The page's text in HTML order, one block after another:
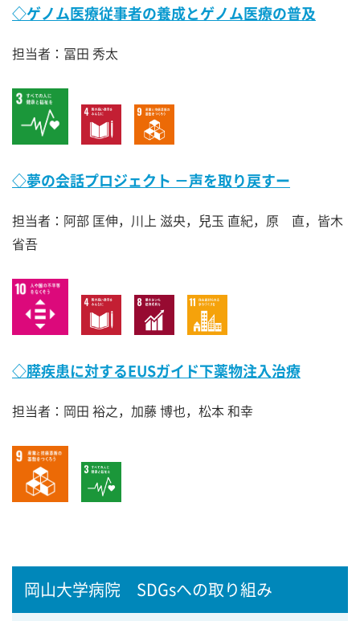
◇ゲノム医療従事者の養成とゲノム医療の普及
担当者：冨田 秀太
◇夢の会話プロジェクト －声を取り戻すー
担当者：阿部 匡伸，川上 滋央，兒玉 直紀，原 直，皆木
省吾
◇膵疾患に対するEUSガイド下薬物注入治療
担当者：岡田 裕之，加藤 博也，松本 和幸
岡山大学病院 SDGsへの取り組み